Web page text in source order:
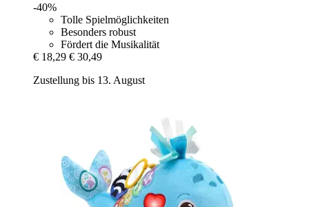
-40%
Tolle Spielmöglichkeiten
Besonders robust
Fördert die Musikalität
€ 18,29 € 30,49
Zustellung bis 13. August